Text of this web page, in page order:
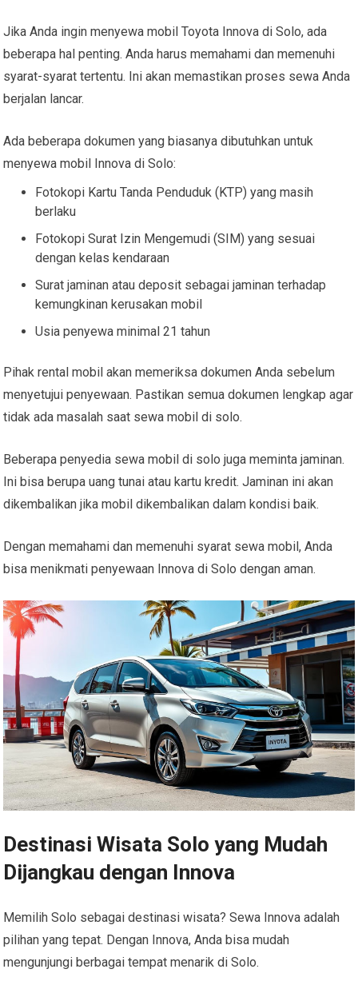
Jika Anda ingin menyewa mobil Toyota Innova di Solo, ada
beberapa hal penting. Anda harus memahami dan memenuhi
syarat-syarat tertentu. Ini akan memastikan proses sewa Anda
berjalan lancar.
Ada beberapa dokumen yang biasanya dibutuhkan untuk
menyewa mobil Innova di Solo:
Fotokopi Kartu Tanda Penduduk (KTP) yang masih
berlaku
Fotokopi Surat Izin Mengemudi (SIM) yang sesuai
dengan kelas kendaraan
Surat jaminan atau deposit sebagai jaminan terhadap
kemungkinan kerusakan mobil
Usia penyewa minimal 21 tahun
Pihak rental mobil akan memeriksa dokumen Anda sebelum
menyetujui penyewaan. Pastikan semua dokumen lengkap agar
tidak ada masalah saat sewa mobil di solo.
Beberapa penyedia sewa mobil di solo juga meminta jaminan.
Ini bisa berupa uang tunai atau kartu kredit. Jaminan ini akan
dikembalikan jika mobil dikembalikan dalam kondisi baik.
Dengan memahami dan memenuhi syarat sewa mobil, Anda
bisa menikmati penyewaan Innova di Solo dengan aman.
Destinasi Wisata Solo yang Mudah
Dijangkau dengan Innova
Memilih Solo sebagai destinasi wisata? Sewa Innova adalah
pilihan yang tepat. Dengan Innova, Anda bisa mudah
mengunjungi berbagai tempat menarik di Solo.